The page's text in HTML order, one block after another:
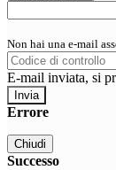
Non hai una e-mail
E-mail inviata, si
Errore
Chiudi
Successo